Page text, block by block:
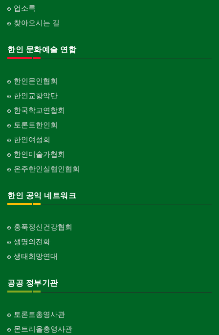
프랜차이즈
Franchise
Piano Tuning/Sale
현금인출기
ATM
Art Gallery/Framing
행사/이벤트
Event
인벤토리
인터넷/소프트웨어 개발
건축 엔지니어
Engineering
Architectural Designer
Alumni Middle·High School
단체-협회
단체-스포츠
Organization-Sports
단체-음악/미술
Organization-Music/Art
Organization-Buddhist
Organization-Christianity
교회-장로교회
Church-Presbyterian
Church-United
Church-7th Day Adventist
교회-씨 앤 엠에이
Church-C & MA
Church-Full Gospel
업소록
찾아오시는 길
한인 문화예술 연합
한인문인협회
한인교향악단
한국학교연합회
토론토한인회
한인여성회
한인미술가협회
온주한인실협인협회
한인 공익 네트워크
홍푹정신건강협회
생명의전화
생태희망연대
공공 정부기관
토론토총영사관
몬트리올총영사관